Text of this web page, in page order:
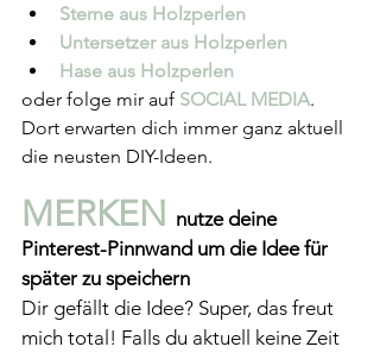
Sterne aus Holzperlen
Untersetzer aus Holzperlen
Hase aus Holzperlen
oder folge mir auf SOCIAL MEDIA.
Dort erwarten dich immer ganz aktuell
die neusten DIY-Ideen.
MERKEN nutze deine
Pinterest-Pinnwand um die Idee für
später zu speichern
Dir gefällt die Idee? Super, das freut
mich total! Falls du aktuell keine Zeit